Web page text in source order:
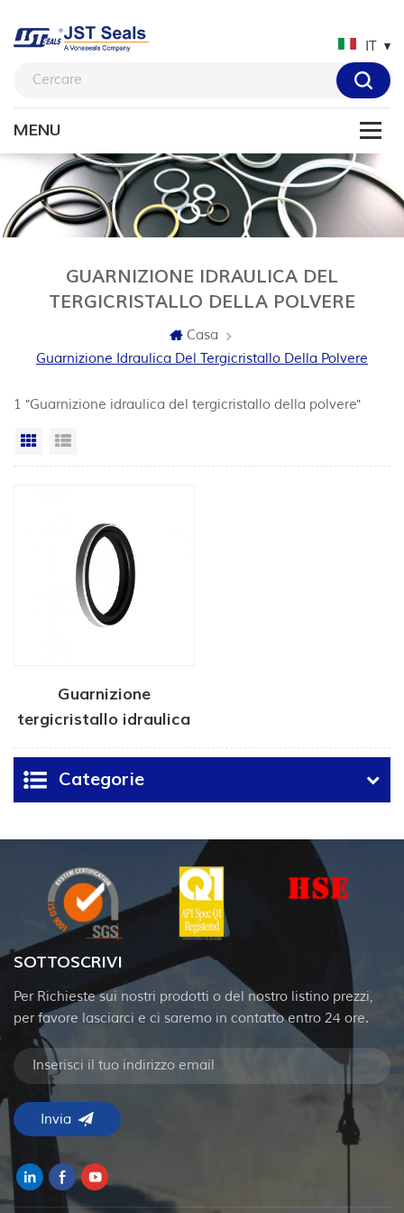
IT
GUARNIZIONE IDRAULICA DEL
TERGICRISTALLO DELLA POLVERE
Casa
Guarnizione Idraulica Del Tergicristallo Della Polvere
1 "Guarnizione idraulica del tergicristallo della polvere"
Vista a griglia
Guarnizione
tergicristallo idraulica
DKBI
Categorie
SOTTOSCRIVI
Per Richieste sui nostri prodotti o del nostro listino prezzi,
per favore lasciarci e ci saremo in contatto entro 24 ore.